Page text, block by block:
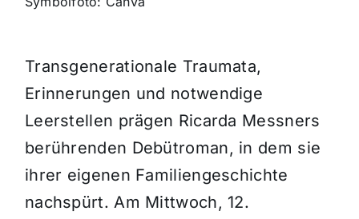
Transgenerationale Traumata,
Erinnerungen und notwendige
Leerstellen prägen Ricarda Messners
berührenden Debütroman, in dem sie
ihrer eigenen Familiengeschichte
nachspürt. Am Mittwoch, 12.